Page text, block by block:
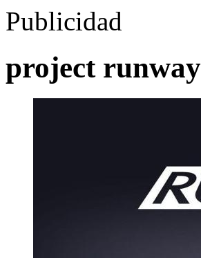
Publicidad
project runway